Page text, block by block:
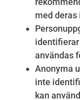
med
användas
Anonyma
inte
kan